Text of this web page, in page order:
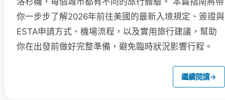
你一步步了解2026年前往美國的最新入境規定、簽證與
ESTA申請方式、機場流程，以及實用旅行建議，幫助
你在出發前做好完整準備，避免臨時狀況影響行程。
繼續閱讀→